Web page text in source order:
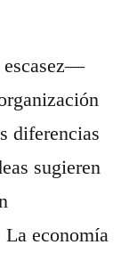
diferencias
sugieren
La economía